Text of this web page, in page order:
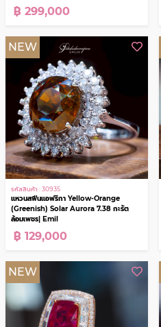
รหัสสินค้า : 30974
แหวนมรกตโคลอมเบีย Royal Verdant
3.57 กะรัต | AIG
฿ 299,000
NEW
รหัสสินค้า : 30935
แหวนสฟีนแอฟริกา Yellow-Orange
(Greenish) Solar Aurora 7.38 กะรัต
ล้อมเพชร| Emil